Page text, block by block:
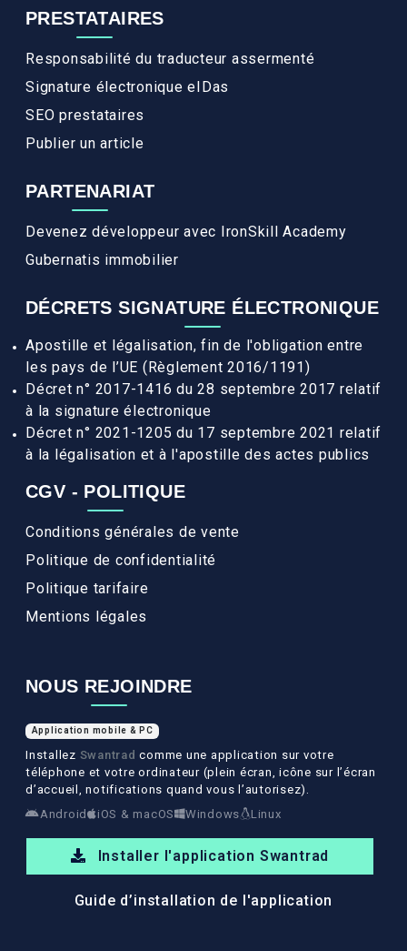
PRESTATAIRES
Responsabilité du traducteur assermenté
Signature électronique eIDas
SEO prestataires
Publier un article
PARTENARIAT
Devenez développeur avec IronSkill Academy
Gubernatis immobilier
DÉCRETS SIGNATURE ÉLECTRONIQUE
Apostille et légalisation, fin de l'obligation entre
les pays de l’UE (Règlement 2016/1191)
Décret n° 2017-1416 du 28 septembre 2017 relatif
à la signature électronique
Décret n° 2021-1205 du 17 septembre 2021 relatif
à la légalisation et à l'apostille des actes publics
CGV - POLITIQUE
Conditions générales de vente
Politique de confidentialité
Politique tarifaire
Mentions légales
NOUS REJOINDRE
Application mobile & PC
Installez Swantrad comme une application sur votre
téléphone et votre ordinateur (plein écran, icône sur l’écran
d’accueil, notifications quand vous l’autorisez).
Android
iOS & macOS Windows Linux
Installer l'application Swantrad
Guide d’installation de l'application